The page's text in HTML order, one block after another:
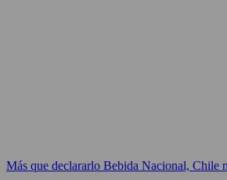
Más que declararlo Bebida Nacional, Chile